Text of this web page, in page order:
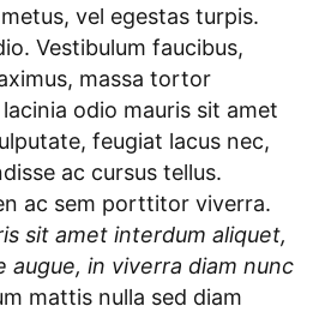
vel egestas turpis.
Vestibulum faucibus,
massa tortor
odio mauris sit amet
feugiat lacus nec,
ac cursus tellus.
ac sem porttitor viverra.
sit amet interdum aliquet,
augue, in viverra diam nunc
mattis nulla sed diam